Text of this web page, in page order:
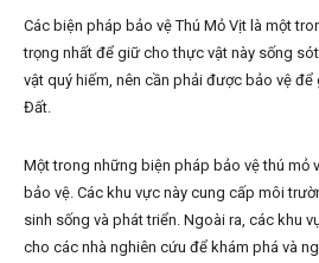
Các biện pháp bảo vệ Thú Mỏ Vịt là một
trọng nhất để giữ cho thực vật này sống
vật quý hiếm, nên cần phải được bảo vệ
Đất.
Một trong những biện pháp bảo vệ thú mỏ
bảo vệ. Các khu vực này cung cấp môi
sinh sống và phát triển. Ngoài ra, các khu
cho các nhà nghiên cứu để khám phá và